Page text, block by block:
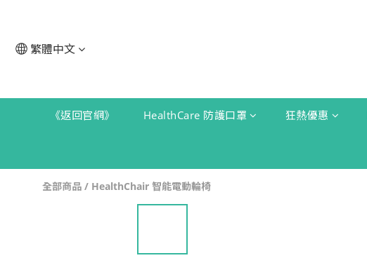
繁體中文
《返回官網》 HealthCare 防護口罩 狂熱優惠
全部商品 / HealthChair 智能電動輪椅